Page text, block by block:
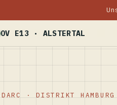
OV E13 · ALSTERTAL
DARC · DISTRIKT HAMBURG